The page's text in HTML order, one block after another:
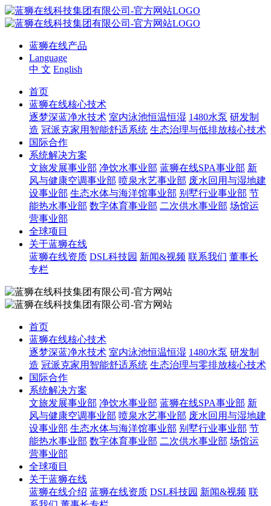
蓝狮在线产品
Language
中 文 English
首页
蓝狮在线核心技术
逐梦深蓝净水技术 室内泳池恒温恒湿 1480水泵 研发制
造 冠派克家用智能舒适系统 生态治理与低排放核心技术
国际合作
系统解决方案
文旅发展事业部 净饮水事业部 蓝狮在线SPA事业部 新
风与健康空调事业部 喷泉水艺事业部 废水回用与湿地建
设事业部 生态水体与海洋馆事业部 别墅行业事业部 节
能热水事业部 数字体育事业部 二次供水事业部 场馆运
营事业部
全球项目
关于蓝狮在线
蓝狮在线资质 DSL科技园 新闻&视频 联系我们 董事长
专栏
首页
蓝狮在线核心技术
逐梦深蓝净水技术 室内泳池恒温恒湿 1480水泵 研发制
造 冠派克家用智能舒适系统 生态治理与零排放核心技术
国际合作
系统解决方案
文旅发展事业部 净饮水事业部 蓝狮在线SPA事业部 新
风与健康空调事业部 喷泉水艺事业部 废水回用与湿地建
设事业部 生态水体与海洋馆事业部 别墅行业事业部 节
能热水事业部 数字体育事业部 二次供水事业部 场馆运
营事业部
全球项目
关于蓝狮在线
蓝狮在线介绍 蓝狮在线资质 DSL科技园 新闻&视频 联